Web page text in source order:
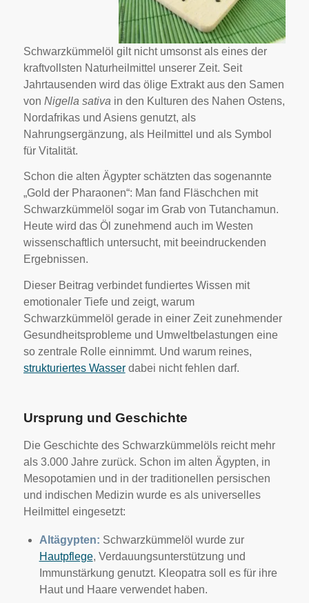
Schwarzkümmelöl gilt nicht umsonst als eines der
kraftvollsten Naturheilmittel unserer Zeit. Seit
Jahrtausenden wird das ölige Extrakt aus den Samen
von Nigella sativa in den Kulturen des Nahen Ostens,
Nordafrikas und Asiens genutzt, als
Nahrungsergänzung, als Heilmittel und als Symbol
für Vitalität.
Schon die alten Ägypter schätzten das sogenannte
„Gold der Pharaonen“: Man fand Fläschchen mit
Schwarzkümmelöl sogar im Grab von Tutanchamun.
Heute wird das Öl zunehmend auch im Westen
wissenschaftlich untersucht, mit beeindruckenden
Ergebnissen.
Dieser Beitrag verbindet fundiertes Wissen mit
emotionaler Tiefe und zeigt, warum
Schwarzkümmelöl gerade in einer Zeit zunehmender
Gesundheitsprobleme und Umweltbelastungen eine
so zentrale Rolle einnimmt. Und warum reines,
strukturiertes Wasserdabei nicht fehlen darf.
Ursprung und Geschichte
Die Geschichte des Schwarzkümmelöls reicht mehr
als 3.000 Jahre zurück. Schon im alten Ägypten, in
Mesopotamien und in der traditionellen persischen
und indischen Medizin wurde es als universelles
Heilmittel eingesetzt:
Altägypten: Schwarzkümmelöl wurde zur
Hautpflege, Verdauungsunterstützung und
Immunstärkung genutzt. Kleopatra soll es für ihre
Haut und Haare verwendet haben.